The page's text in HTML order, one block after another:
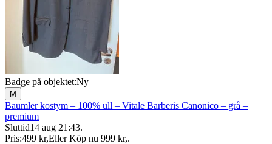
Badge på objektet:Ny
M
Baumler kostym – 100% ull – Vitale Barberis Canonico – grå –
premium
Sluttid14 aug 21:43.
Pris:499 kr,Eller Köp nu 999 kr,.